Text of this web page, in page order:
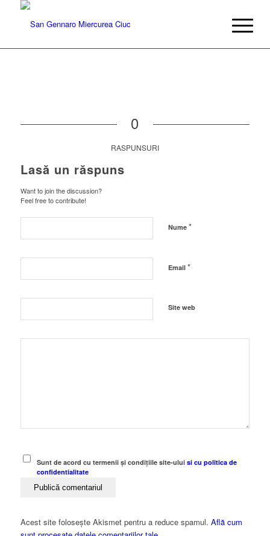
0
RASPUNSURI
Lasă un răspuns
Want to join the discussion?
Feel free to contribute!
Nume *
Email *
Site web
Sunt de acord cu termenii și condițiile site-uluisi cu politica de
confidentialitate
Acest site folosește Akismet pentru a reduce spamul. Află cum